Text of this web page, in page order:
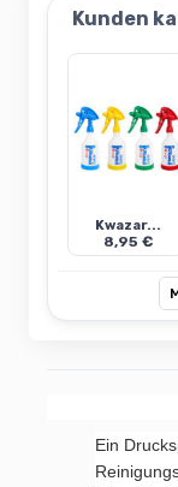
Kunden
Kwazar...
8,95 €
Ein